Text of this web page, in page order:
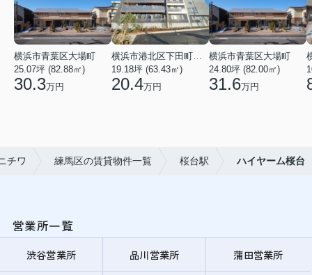
横浜市青葉区大場町
25.07坪 (82.88㎡)
30.3万円
19.18坪 (63.43㎡)
20.4万円
横浜市青葉区大場町
24.80坪 (82.00㎡)
31.6万円
チワ 練馬区の賃貸物件一覧 桜台駅 ハイヤーム桜台
営業所一覧
渋谷営業所 品川営業所 蒲田営業所